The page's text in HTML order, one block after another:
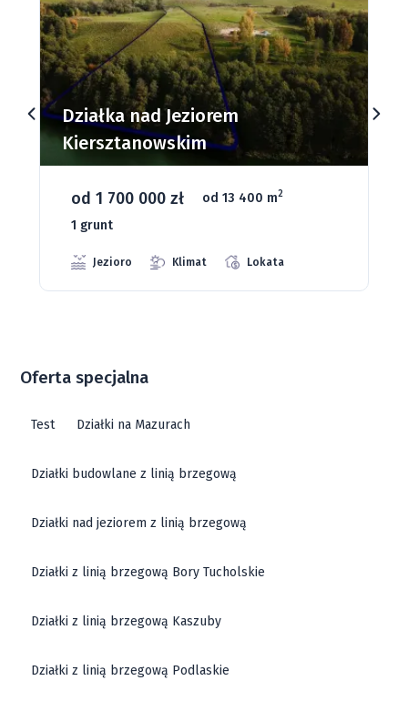
Działki budowlane nad Jeziorem
Dąbrowa Mała
od 93 280 zł od 1075 m 2 66 grunt
Oferta specjalna
Test Działki na Mazurach
Działki budowlane z linią brzegową
Działki nad jeziorem z linią brzegową
Działki z linią brzegową Bory Tucholskie
Działki z linią brzegową Kaszuby
Działki z linią brzegową Podlaskie